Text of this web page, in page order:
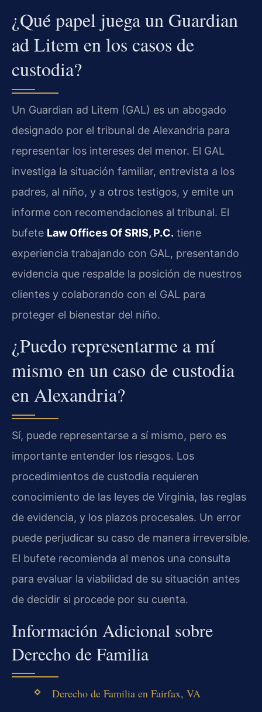
¿Qué papel juega un Guardian
ad Litem en los casos de
custodia?
Un Guardian ad Litem (GAL) es un abogado
designado por el tribunal de Alexandria para
representar los intereses del menor. El GAL
investiga la situación familiar, entrevista a los
padres, al niño, y a otros testigos, y emite un
informe con recomendaciones al tribunal. El
bufete Law Offices Of SRIS, P.C. tiene
experiencia trabajando con GAL, presentando
evidencia que respalde la posición de nuestros
clientes y colaborando con el GAL para
proteger el bienestar del niño.
¿Puedo representarme a mí
mismo en un caso de custodia
en Alexandria?
Sí, puede representarse a sí mismo, pero es
importante entender los riesgos. Los
procedimientos de custodia requieren
conocimiento de las leyes de Virginia, las reglas
de evidencia, y los plazos procesales. Un error
puede perjudicar su caso de manera irreversible.
El bufete recomienda al menos una consulta
para evaluar la viabilidad de su situación antes
de decidir si procede por su cuenta.
Información Adicional sobre
Derecho de Familia
Derecho de Familia en Fairfax, VA